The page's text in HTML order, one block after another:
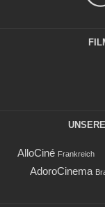
AlloCiné Frankreich
AdoroCinema